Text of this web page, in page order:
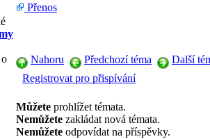
Přenos
Nahoru Předchozí téma
Další
Registrovat pro přispívání
Můžete prohlížet témata.
Nemůžete zakládat nová témata.
Nemůžete odpovídat na příspěvky.